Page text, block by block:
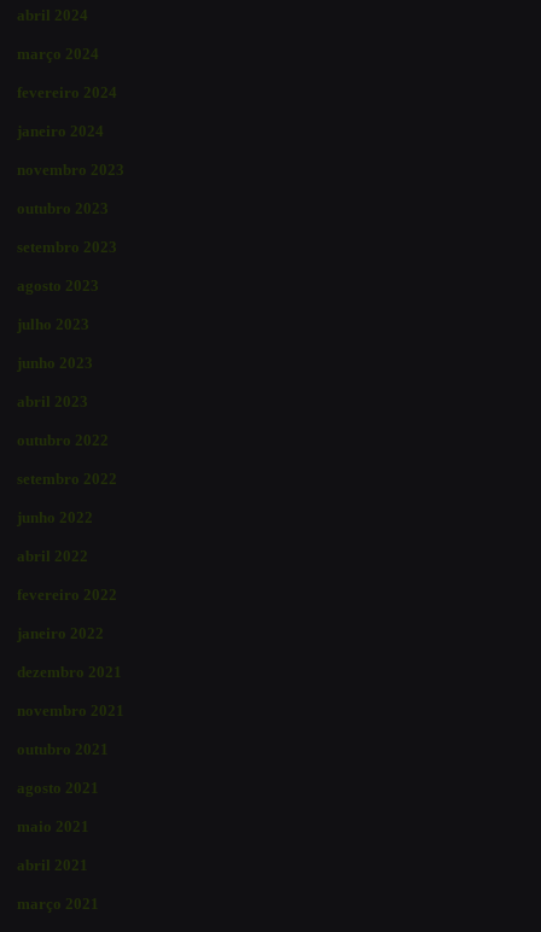
abril 2024
março 2024
fevereiro 2024
janeiro 2024
novembro 2023
outubro 2023
setembro 2023
agosto 2023
julho 2023
junho 2023
abril 2023
outubro 2022
setembro 2022
junho 2022
abril 2022
fevereiro 2022
janeiro 2022
dezembro 2021
novembro 2021
outubro 2021
agosto 2021
maio 2021
abril 2021
março 2021